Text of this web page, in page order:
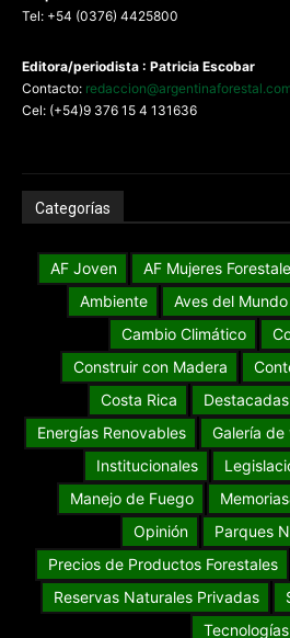
Tel: +54 (0376) 4425800
Editora/periodista : Patricia Escobar
Contacto:
Cel: (+54)9 376 15 4 131636
Categorías
AF Joven AF Mujeres
Ambiente
Aves del Mundo
Cambio Climático
Construir con Madera
Costa Rica
Destacadas
Energías Renovables
Galería de
Institucionales
Manejo de Fuego
Opinión
Parques
Precios de Productos Forestales
Reservas Naturales Privadas
Tecnologías